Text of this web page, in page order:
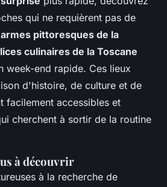
qui ne requièrent pas de
pittoresques de la
culinaires de la Toscane
week-end rapide. Ces lieux
d'histoire, de culture et de
facilement accessibles et
cherchent à sortir de la routine
à découvrir
à la recherche de